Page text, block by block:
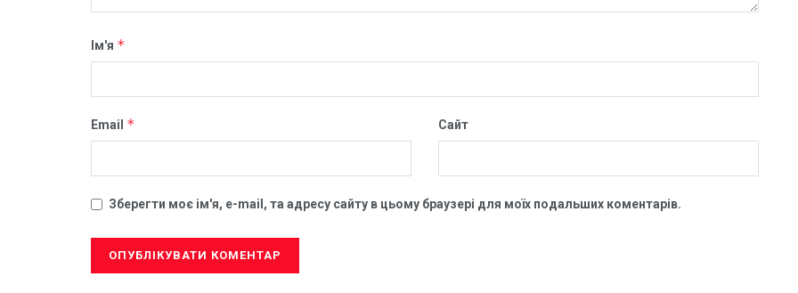
Ім'я *
Email * Сайт
Зберегти моє ім'я, e-mail, та адресу сайту в цьому браузері для моїх подальших коментарів.